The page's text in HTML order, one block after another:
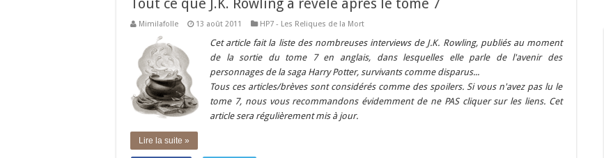
Tout ce que J.K. Rowling a révélé après le tome 7
Mimilafolle 13 août 2011 HP7 - Les Reliques de la Mort
Cet article fait la liste des nombreuses interviews de J.K. Rowling, publiés au moment
de la sortie du tome 7 en anglais, dans lesquelles elle parle de l'avenir des
personnages de la saga Harry Potter, survivants comme disparus...
Tous ces articles/brèves sont considérés comme des spoilers. Si vous n'avez pas lu le
tome 7, nous vous recommandons évidemment de ne PAS cliquer sur les liens. Cet
article sera régulièrement mis à jour.
Lire la suite »